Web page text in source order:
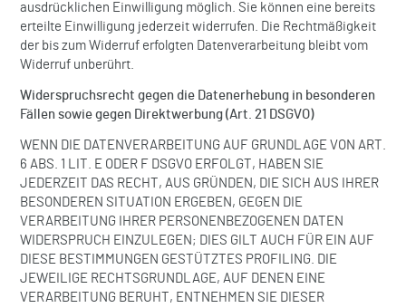
ausdrücklichen Einwilligung möglich. Sie können eine bereits
erteilte Einwilligung jederzeit widerrufen. Die Rechtmäßigkeit
der bis zum Widerruf erfolgten Datenverarbeitung bleibt vom
Widerruf unberührt.
Widerspruchsrecht gegen die Datenerhebung in besonderen
Fällen sowie gegen Direktwerbung (Art. 21 DSGVO)
WENN DIE DATENVERARBEITUNG AUF GRUNDLAGE VON ART.
6 ABS. 1 LIT. E ODER F DSGVO ERFOLGT, HABEN SIE
JEDERZEIT DAS RECHT, AUS GRÜNDEN, DIE SICH AUS IHRER
BESONDEREN SITUATION ERGEBEN, GEGEN DIE
VERARBEITUNG IHRER PERSONENBEZOGENEN DATEN
WIDERSPRUCH EINZULEGEN; DIES GILT AUCH FÜR EIN AUF
DIESE BESTIMMUNGEN GESTÜTZTES PROFILING. DIE
JEWEILIGE RECHTSGRUNDLAGE, AUF DENEN EINE
VERARBEITUNG BERUHT, ENTNEHMEN SIE DIESER